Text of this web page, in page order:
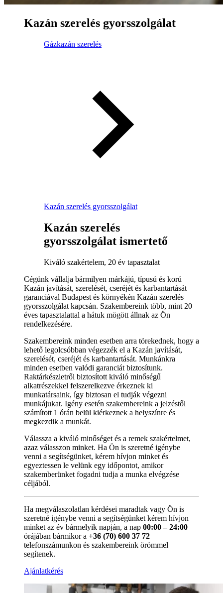
Kazán szerelés gyorsszolgálat
Gázkazán szerelés
Kazán szerelés gyorsszolgálat
Kazán szerelés
gyorsszolgálat ismertető
Kiváló szakértelem, 20 év tapasztalat
Cégünk vállalja bármilyen márkájú, típusú és korú
Kazán javítását, szerelését, cseréjét és karbantartását
garanciával Budapest és környékén Kazán szerelés
gyorsszolgálat kapcsán. Szakembereink több, mint 20
éves tapasztalattal a hátuk mögött állnak az Ön
rendelkezésére.
Szakembereink minden esetben arra törekednek, hogy a
lehető legolcsóbban végezzék el a Kazán javítását,
szerelését, cseréjét és karbantartását. Munkánkra
minden esetben valódi garanciát biztosítunk.
Raktárkészletről biztosított kiváló minőségű
alkatrészekkel felszerelkezve érkeznek ki
munkatársaink, így biztosan el tudják végezni
munkájukat. Igény esetén szakembereink a jelzéstől
számított 1 órán belül kiérkeznek a helyszínre és
megkezdik a munkát.
Válassza a kiváló minőséget és a remek szakértelmet,
azaz válasszon minket. Ha Ön is szeretné igénybe
venni a segítségünket, kérem hívjon minket és
egyeztessen le velünk egy időpontot, amikor
szakemberünket fogadni tudja a munka elvégzése
céljából.
Ha megválaszolatlan kérdései maradtak vagy Ön is
szeretné igénybe venni a segítségünket kérem hívjon
minket az év bármelyik napján, a nap 00:00 – 24:00
órájában bármikor a +36 (70) 600 37 72
telefonszámunkon és szakembereink örömmel
segítenek.
Ajánlatkérés